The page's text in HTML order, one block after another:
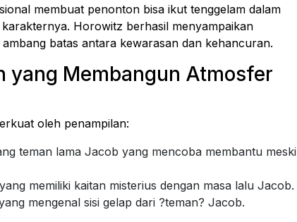
membuat penonton bisa ikut tenggelam dalam
Horowitz berhasil menyampaikan
batas antara kewarasan dan kehancuran.
yang Membangun Atmosfer
oleh penampilan:
teman lama Jacob yang mencoba membantu meski
memiliki kaitan misterius dengan masa lalu Jacob.
mengenal sisi gelap dari ?teman? Jacob.